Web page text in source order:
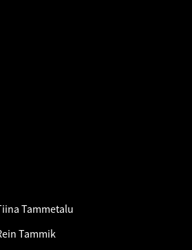
Tammetalu
Tammik